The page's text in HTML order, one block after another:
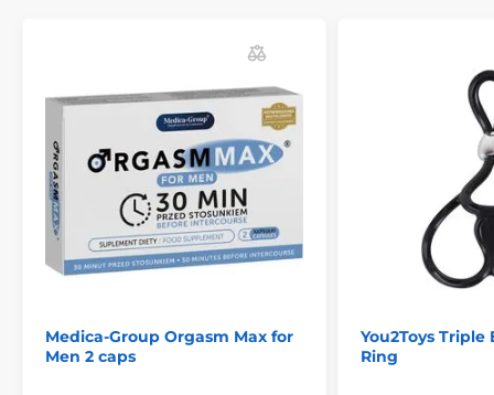
Medica-Group Orgasm Max for
Men 2 caps
You2Toys Triple
Ring